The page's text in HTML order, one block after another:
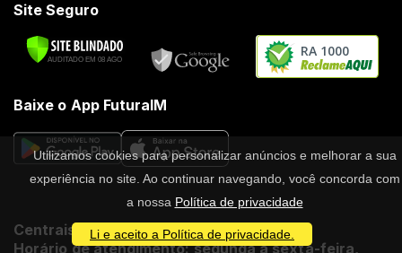
Site Seguro
RA 1000
Baixe o App FuturaIM
Centrais de atendimento
Horário de atendimento: segunda a sexta-feira,
Utilizamos cookies para personalizar anúncios e melhorar a sua
experiência no site. Ao continuar navegando, você concorda com
a nossa Política de privacidade
Li e aceito a Política de privacidade.